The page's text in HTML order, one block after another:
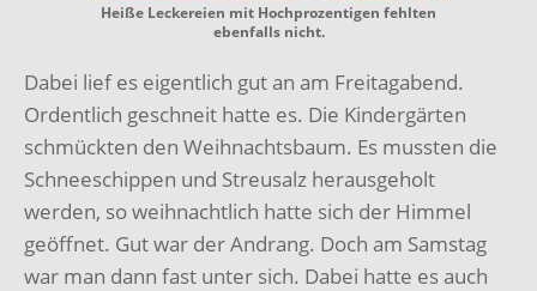
Heiße Leckereien mit Hochprozentigen fehlten
ebenfalls nicht.
Dabei lief es eigentlich gut an am Freitagabend.
Ordentlich geschneit hatte es. Die Kindergärten
schmückten den Weihnachtsbaum. Es mussten die
Schneeschippen und Streusalz herausgeholt
werden, so weihnachtlich hatte sich der Himmel
geöffnet. Gut war der Andrang. Doch am Samstag
war man dann fast unter sich. Dabei hatte es auch